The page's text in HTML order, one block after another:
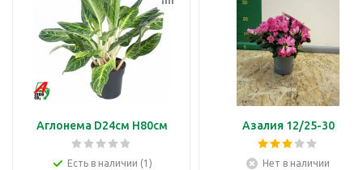
Аглонема D24см H80см
Есть в наличии (1)
Азалия 12/25-30
Нет в наличии